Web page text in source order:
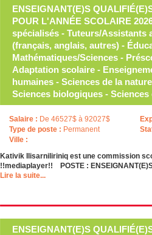
ENSEIGNANT(E)S
POUR L'ANNÉE SCOLAIRE
spécialisés - Tuteurs/Assistants
(français, anglais, autres) -
Mathématiques/Sciences -
Adaptation scolaire -
humaines - Sciences de la
Sciences biologiques -
Salaire : De 46527$ à 92027$
Type de poste : Permanent
Ville :
Kativik Ilisarniliriniq est une commission
!!mediaplayer!! POSTE :
Lire la suite...
ENSEIGNANT(E)S